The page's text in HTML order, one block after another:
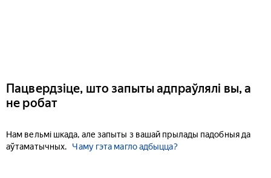
Пацвердзіце, што запыты адпраўлялі вы, а
не робат
Нам вельмі шкада, але запыты з вашай прылады падобныя да
аўтаматычных.
Чаму гэта магло адбыцца?